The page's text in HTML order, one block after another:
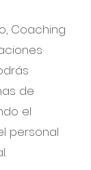
Coaching
de
el
personal